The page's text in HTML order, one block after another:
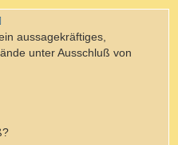
aussagekräftiges,
unter Ausschluß von